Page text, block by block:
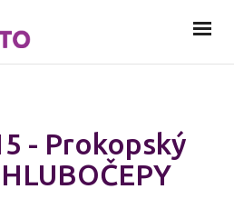
- Prokopský